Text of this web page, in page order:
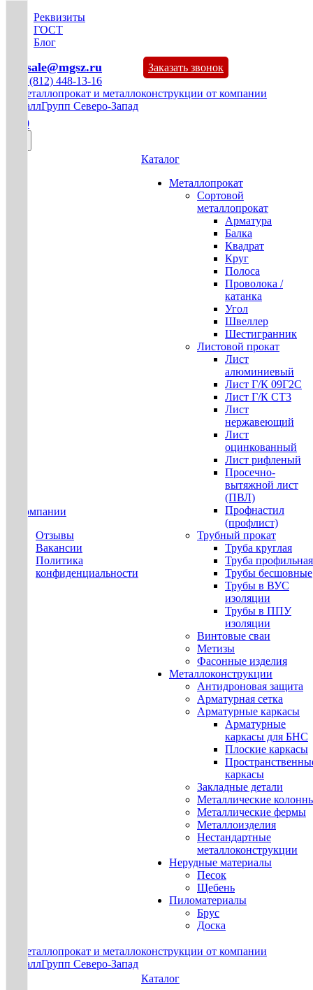
Реквизиты
ГОСТ
Блог
mg-sale@mgsz.ru
Заказать звонок
+7 (812) 448-13-16
0
О компании
Отзывы
Вакансии
Политика
конфиденциальности
Каталог
Металлопрокат
Сортовой
металлопрокат
Арматура
Балка
Квадрат
Круг
Полоса
Проволока /
катанка
Угол
Швеллер
Шестигранник
Листовой прокат
Лист
алюминиевый
Лист Г/К 09Г2С
Лист Г/К СТ3
Лист
нержавеющий
Лист
оцинкованный
Лист рифленый
Просечно-
вытяжной лист
(ПВЛ)
Профнастил
(профлист)
Трубный прокат
Труба круглая
Труба профильная
Трубы бесшовные
Трубы в ВУС
изоляции
Трубы в ППУ
изоляции
Винтовые сваи
Метизы
Фасонные изделия
Металлоконструкции
Антидроновая защита
Арматурная сетка
Арматурные каркасы
Арматурные
каркасы для БНС
Плоские каркасы
каркасы
Закладные детали
Металлические
Металлические фермы
Металлоизделия
Нестандартные
металлоконструкции
Нерудные материалы
Песок
Щебень
Пиломатериалы
Брус
Доска
Каталог